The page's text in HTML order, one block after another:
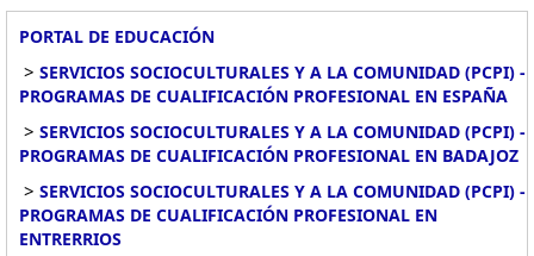
PORTAL DE EDUCACIÓN
> SERVICIOS SOCIOCULTURALES Y A LA COMUNIDAD (PCPI) -
PROGRAMAS DE CUALIFICACIÓN PROFESIONAL EN ESPAÑA
> SERVICIOS SOCIOCULTURALES Y A LA COMUNIDAD (PCPI) -
PROGRAMAS DE CUALIFICACIÓN PROFESIONAL EN BADAJOZ
> SERVICIOS SOCIOCULTURALES Y A LA COMUNIDAD (PCPI) -
PROGRAMAS DE CUALIFICACIÓN PROFESIONAL EN
ENTRERRIOS